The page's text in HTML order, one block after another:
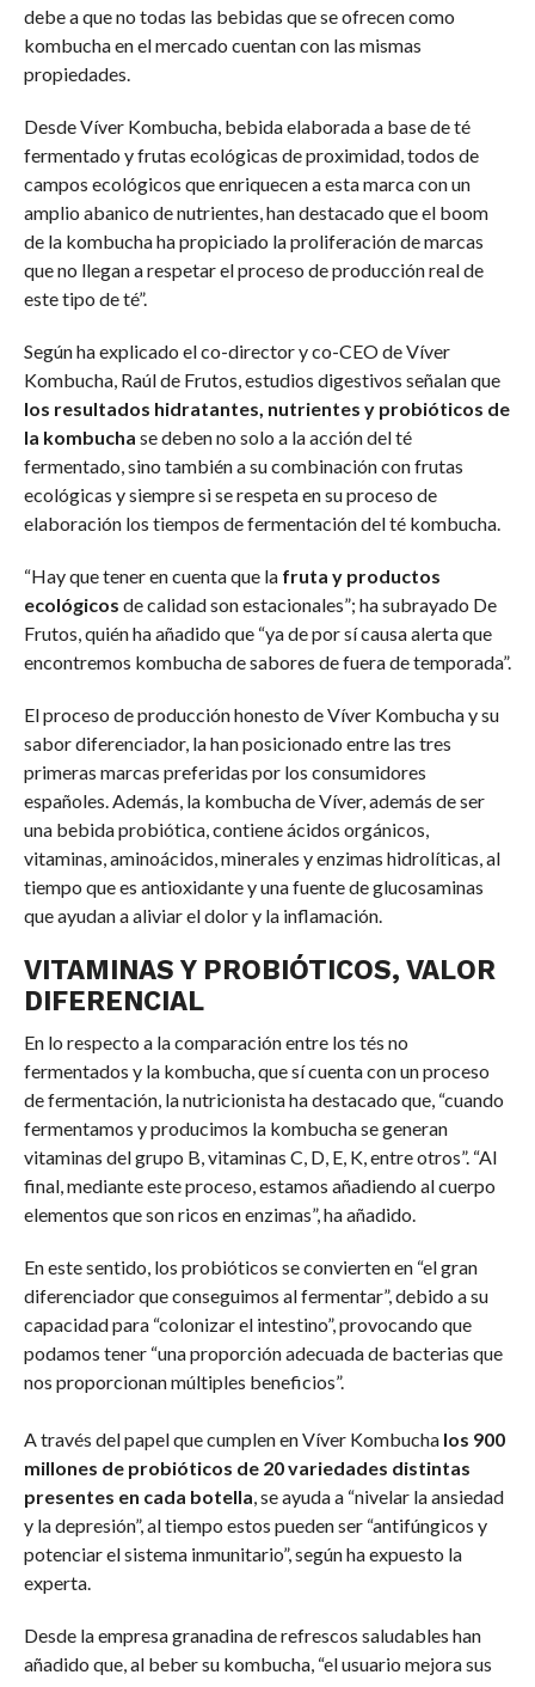
debe a que no todas las bebidas que se ofrecen como
kombucha en el mercado cuentan con las mismas
propiedades.
Desde Víver Kombucha, bebida elaborada a base de té
fermentado y frutas ecológicas de proximidad, todos de
campos ecológicos que enriquecen a esta marca con un
amplio abanico de nutrientes, han destacado que el boom
de la kombucha ha propiciado la proliferación de marcas
que no llegan a respetar el proceso de producción real de
este tipo de té”.
Según ha explicado el co-director y co-CEO de Víver
Kombucha, Raúl de Frutos, estudios digestivos señalan que
los resultados hidratantes, nutrientes y probióticos de
la kombucha se deben no solo a la acción del té
fermentado, sino también a su combinación con frutas
ecológicas y siempre si se respeta en su proceso de
elaboración los tiempos de fermentación del té kombucha.
“Hay que tener en cuenta que la fruta y productos
ecológicos de calidad son estacionales”; ha subrayado De
Frutos, quién ha añadido que “ya de por sí causa alerta que
encontremos kombucha de sabores de fuera de temporada”.
El proceso de producción honesto de Víver Kombucha y su
sabor diferenciador, la han posicionado entre las tres
primeras marcas preferidas por los consumidores
españoles. Además, la kombucha de Víver, además de ser
una bebida probiótica, contiene ácidos orgánicos,
vitaminas, aminoácidos, minerales y enzimas hidrolíticas, al
tiempo que es antioxidante y una fuente de glucosaminas
que ayudan a aliviar el dolor y la inflamación.
VITAMINAS Y PROBIÓTICOS, VALOR
DIFERENCIAL
En lo respecto a la comparación entre los tés no
fermentados y la kombucha, que sí cuenta con un proceso
de fermentación, la nutricionista ha destacado que, “cuando
fermentamos y producimos la kombucha se generan
vitaminas del grupo B, vitaminas C, D, E, K, entre otros”. “Al
final, mediante este proceso, estamos añadiendo al cuerpo
elementos que son ricos en enzimas”, ha añadido.
En este sentido, los probióticos se convierten en “el gran
diferenciador que conseguimos al fermentar”, debido a su
capacidad para “colonizar el intestino”, provocando que
podamos tener “una proporción adecuada de bacterias que
nos proporcionan múltiples beneficios”.
A través del papel que cumplen en Víver Kombucha los 900
millones de probióticos de 20 variedades distintas
presentes en cada botella , se ayuda a “nivelar la ansiedad
y la depresión”, al tiempo estos pueden ser “antifúngicos y
potenciar el sistema inmunitario”, según ha expuesto la
experta.
Desde la empresa granadina de refrescos saludables han
añadido que, al beber su kombucha, “el usuario mejora sus